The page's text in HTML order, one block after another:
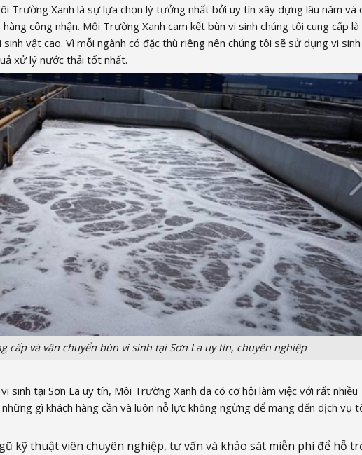
Trường Xanh là sự lựa chọn lý tưởng nhất bởi uy tín xây dựng lâu năm và
công nhận. Môi Trường Xanh cam kết bùn vi sinh chúng tôi cung cấp là
vật cao. Vì mỗi ngành có đặc thù riêng nên chúng tôi sẽ sử dụng vi
xử lý nước thải tốt nhất.
cấp và vận chuyển bùn vi sinh tại Sơn La uy tín, chuyên nghiệp
sinh tại Sơn La uy tín, Môi Trường Xanh đã có cơ hội làm việc với rất nhiều
gì khách hàng cần và luôn nỗ lực không ngừng để mang đến dịch vụ
kỹ thuật viên chuyên nghiệp, tư vấn và khảo sát miễn phí để hỗ